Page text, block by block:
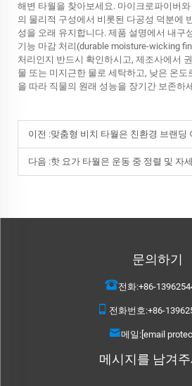
해변 타월을 찾아보세요. 마이크로파이버
의 물리적 구성에서 비롯된 다공성 덕분에
성을 오래 유지합니다. 제품 설명에서 내구
기능 마감 처리(durable moisture-wicking
처리인지 반드시 확인하시고, 제조사에서
물 또는 미지근한 물로 세탁하고, 낮은 온
을 따라 직물의 원래 성능을 장기간 보존하
이전 :맞춤형 비치 타월은 친환경 브랜딩 이니셔
다음 :핫 요가 타월은 운동 중 정렬 및 자세 개선
문의하기
전화:+86-
전화번호:+86-
메일:[email
메시지를 남겨